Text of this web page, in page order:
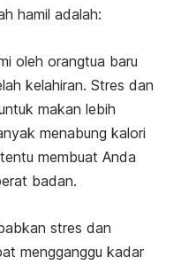
hamil adalah:
oleh orangtua baru
kelahiran. Stres dan
makan lebih
menabung kalori
membuat Anda
badan.
stres dan
mengganggu kadar